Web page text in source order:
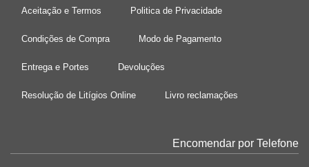
Aceitação e Termos Politica de Privacidade
Condições de Compra Modo de Pagamento
Entrega e Portes Devoluções
Resolução de Litígios Online Livro reclamações
Encomendar por Telefone